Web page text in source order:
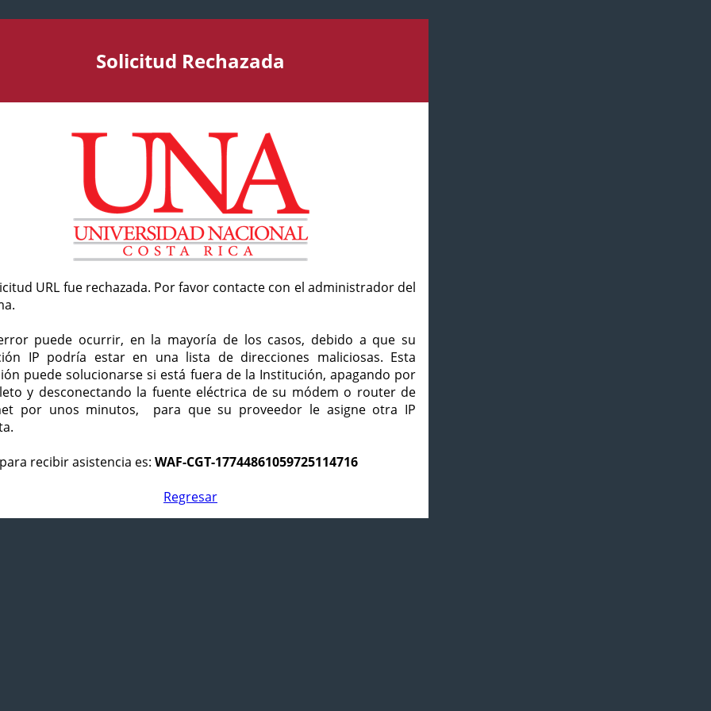
Solicitud Rechazada
URL fue rechazada. Por favor contacte con el administrador del
puede ocurrir, en la mayoría de los casos, debido a que su
IP podría estar en una lista de direcciones maliciosas. Esta
puede solucionarse si está fuera de la Institución, apagando por
y desconectando la fuente eléctrica de su módem o router de
por unos minutos, para que su proveedor le asigne otra IP
recibir asistencia es: WAF-CGT-17744861059725114716
Regresar